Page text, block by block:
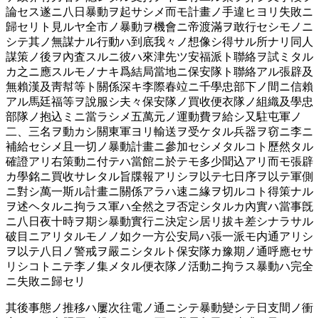
論セス遂ニ八日暴動ヲ起サシメ而モ計畫ノ手違ヒヨリ失敗ニ
歸セリト見ルヤ全市ノ暴動ヲ機會ニ帝渡滿ヲ敢行セシモノニ
シテ其ノ無謀ナル行動ハ到底我々ノ想像シ得サル所ナリ同人
謀策ノ後ヲ內査スルニ彼ハ來津先ツ安福派ト聯絡ヲ試ミタル
カ之ニ應スルモノナキ爲結局當地ニ保安隊ト聯絡アル張辟及
無賴漢及靑幇等ト關係深キ李際春竝ニ千學忠部下ノ間ニ信賴
アル馬廷福等ヲ說服シ夫々保安隊ノ買收便衣隊ノ組織及學忠
部隊ノ抱込ミニ當ラシメ五萬元ノ運動費ヲ給シ又駐屯軍ノ
二、三名ヲ動カシ關東軍ヨリ輸送ヲ受ケタル兵器ヲ窃ニ李ニ
補給セシメ且一切ノ暴動計畫ニ參加セシメタルコト歷然タル
確證アリ右策動ニ付テハ當館ニ於テモ多少聞込アリ而モ張辟
カ學銘ニ買收サレタル旨牒報アリシヲ以テ七日序ヲ以テ軍側
ニ對シ萬一斯ル計畫ニ關係アラハ速ニ緣ヲ切ルコト得策ナル
ヲ述ヘタルニ拘ラス軍ハ全然之ヲ否定シタルカ內實ハ當事旣
ニ八日夜十時ヲ期シ暴動實行ニ決定シ居リ拔キ差シナラサル
破目ニアリタルモノノ如ク一方公安局ハ張一派モ内通アリシ
ヲ以テ八日ノ警戒ヲ嚴ニシタルト保安隊カ豫期ノ通呼應セサ
リシコトニテ李ノ集メタル便衣隊ノ活動ニ拘ラス暴動ハ完全
ニ失敗ニ歸セリ
其後事態ノ推移ハ屢次往電ノ通ニシテ暴動變シテ日支間ノ衝